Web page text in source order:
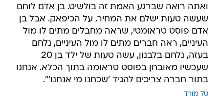
ואתה רואה שברגע האמת זה בולשיט. בן אדם לוחם
שעשה טעות ישלם את המחיר, על הכיפאק. אבל בן
אדם פוסט טראומטי, שראה מחבלים מתים לו מול
העיניים, ראה חברים מתים לו מול העיניים, נלחם
בעזה, נלחם בלבנון, עשה טעות של ילד בן 20
שעכשיו מאובחן בפוסט טראומה בתוך הכלא. אנחנו
בתור חברה צריכים להגיד 'שכחנו מי אנחנו'".
טל מורד